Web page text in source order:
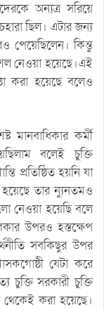
অন্যত্র সরিয়ে
ছিল। এটার জন্য
পেয়েছিলেন। কিন্তু
নেওয়া হয়েছে।এই
করা হয়েছে বলেও
মানবাধিকার কর্মী
বলেই চুক্তি
প্রতিষ্ঠিত হয়নি যা
হয়েছে তার ন্যুনতমও
নেওয়া হয়েছি বলে
উপরও হস্তক্ষেপ
সবকিছুর উপর
যেটা করে
চুক্তি সরকারী চুক্তি
থেকেই করা হয়েছে।